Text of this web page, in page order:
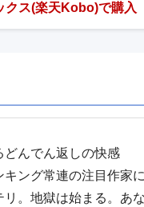
クス(楽天Kobo)で購入
どんでん返しの快感
キング常連の注目作家
リ。地獄は始まる。あ